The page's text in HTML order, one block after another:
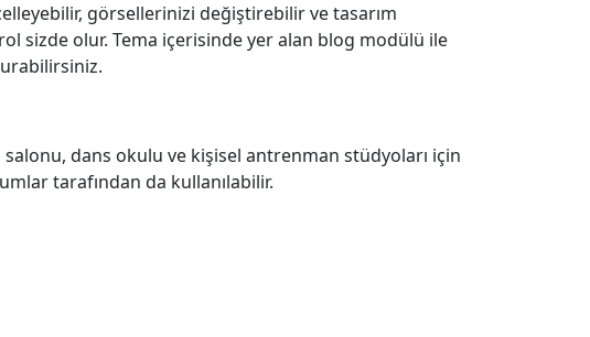
görsellerinizi değiştirebilir ve tasarım
sizde olur. Tema içerisinde yer alan blog modülü ile
dans okulu ve kişisel antrenman stüdyoları için
tarafından da kullanılabilir.